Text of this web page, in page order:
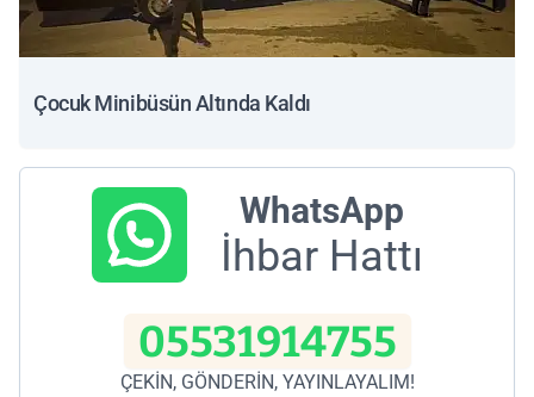
Çocuk Minibüsün Altında Kaldı
WhatsApp
İhbar Hattı
05531914755
ÇEKİN, GÖNDERİN, YAYINLAYALIM!